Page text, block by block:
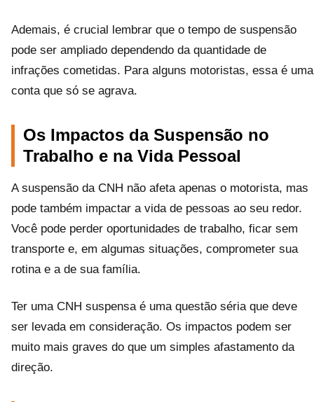
Ademais, é crucial lembrar que o tempo de suspensão
pode ser ampliado dependendo da quantidade de
infrações cometidas. Para alguns motoristas, essa é uma
conta que só se agrava.
Os Impactos da Suspensão no
Trabalho e na Vida Pessoal
A suspensão da CNH não afeta apenas o motorista, mas
pode também impactar a vida de pessoas ao seu redor.
Você pode perder oportunidades de trabalho, ficar sem
transporte e, em algumas situações, comprometer sua
rotina e a de sua família.
Ter uma CNH suspensa é uma questão séria que deve
ser levada em consideração. Os impactos podem ser
muito mais graves do que um simples afastamento da
direção.